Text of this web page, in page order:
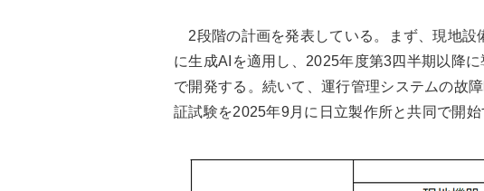
2段階の計画を発表している。まず、現地設
に生成AIを適用し、2025年度第3四半期以降
で開発する。続いて、運行管理システムの故
証試験を2025年9月に日立製作所と共同で開始